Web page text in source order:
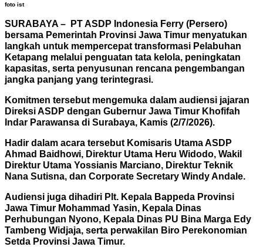
foto ist
SURABAYA – PT ASDP Indonesia Ferry (Persero)
bersama Pemerintah Provinsi Jawa Timur menyatukan
langkah untuk mempercepat transformasi Pelabuhan
Ketapang melalui penguatan tata kelola, peningkatan
kapasitas, serta penyusunan rencana pengembangan
jangka panjang yang terintegrasi.
Komitmen tersebut mengemuka dalam audiensi jajaran
Direksi ASDP dengan Gubernur Jawa Timur Khofifah
Indar Parawansa di Surabaya, Kamis (2/7/2026).
Hadir dalam acara tersebut Komisaris Utama ASDP
Ahmad Baidhowi, Direktur Utama Heru Widodo, Wakil
Direktur Utama Yossianis Marciano, Direktur Teknik
Nana Sutisna, dan Corporate Secretary Windy Andale.
Audiensi juga dihadiri Plt. Kepala Bappeda Provinsi
Jawa Timur Mohammad Yasin, Kepala Dinas
Perhubungan Nyono, Kepala Dinas PU Bina Marga Edy
Tambeng Widjaja, serta perwakilan Biro Perekonomian
Setda Provinsi Jawa Timur.